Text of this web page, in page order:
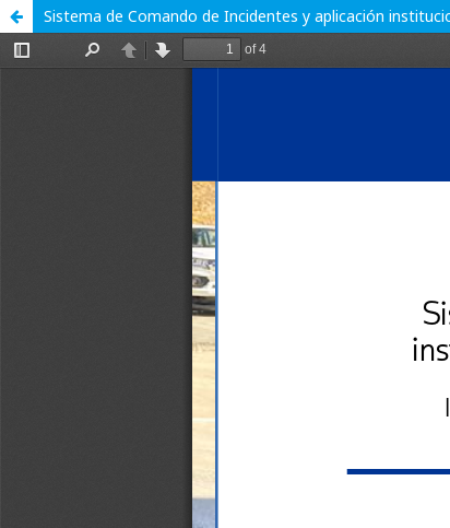
Sistema de Comando de Incidentes y aplicación